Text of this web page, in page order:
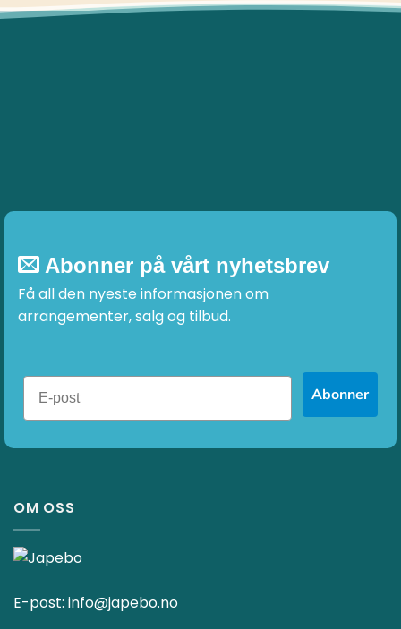
Abonner på vårt nyhetsbrev
Få all den nyeste informasjonen om
arrangementer, salg og tilbud.
Abonner
OM OSS
E-post: info@japebo.no